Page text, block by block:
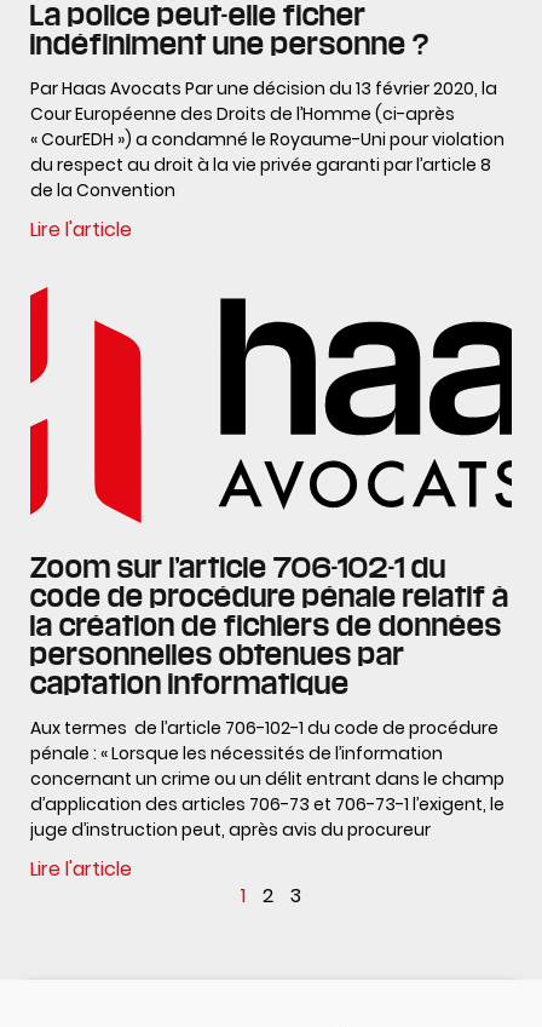
La police peut-elle ficher
indéfiniment une personne ?
Par Haas Avocats Par une décision du 13 février 2020, la
Cour Européenne des Droits de l’Homme (ci-après
« CourEDH ») a condamné le Royaume-Uni pour violation
du respect au droit à la vie privée garanti par l’article 8
de la Convention
Lire l'article
Zoom sur l’article 706-102-1 du
code de procédure pénale relatif à
la création de fichiers de données
personnelles obtenues par
captation informatique
Aux termes de l’article 706-102-1 du code de procédure
pénale : « Lorsque les nécessités de l’information
concernant un crime ou un délit entrant dans le champ
d’application des articles 706-73 et 706-73-1 l’exigent, le
juge d’instruction peut, après avis du procureur
Lire l'article
1
2 3